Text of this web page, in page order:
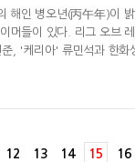
해인 병오년(丙午年)이
머들이 있다. 리그 오브
, '케리아' 류민석과 한
해 운세는 어떨까?◆ '오
12 13 14 15 16